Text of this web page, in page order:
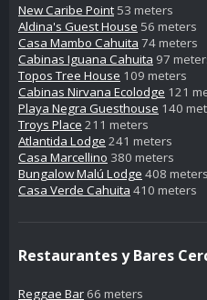
New Caribe Point 53 meters
Aldina's Guest House 56 meters
Casa Mambo Cahuita 74 meters
Cabinas Iguana Cahuita 97
Topos Tree House 109 meters
Cabinas Nirvana Ecolodge 121
Playa Negra Guesthouse 140
Troys Place 211 meters
Atlantida Lodge 241 meters
Casa Marcellino 380 meters
Bungalow Malú Lodge 408 meters
Casa Verde Cahuita 410 meters
Restaurantes y Bares
Reggae Bar 66 meters